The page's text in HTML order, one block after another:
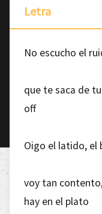
Letra
No escucho el
que te saca de
off
Oigo el latido, el
voy tan
hay en el plato